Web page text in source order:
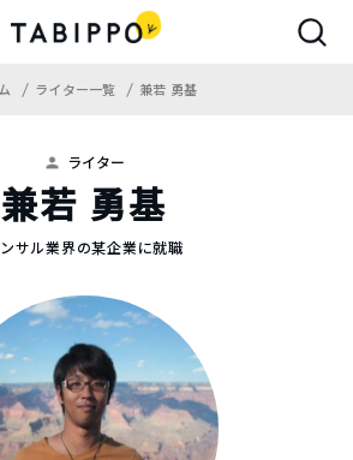
ライター一覧 兼若 勇基
ライター
兼若 勇基
サル業界の某企業に就職